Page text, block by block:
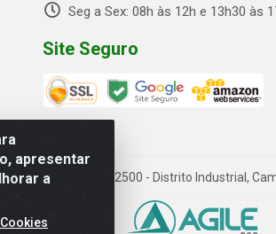
apresentar
a
Seg a Sex: 08h às 12h e 13h30 às
Site Seguro
Chateaubriand, 2500 - Distrito Industrial,